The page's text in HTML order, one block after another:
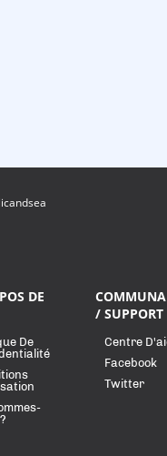
DE
De
/ SUPPORT
Centre
Facebook
Twitter